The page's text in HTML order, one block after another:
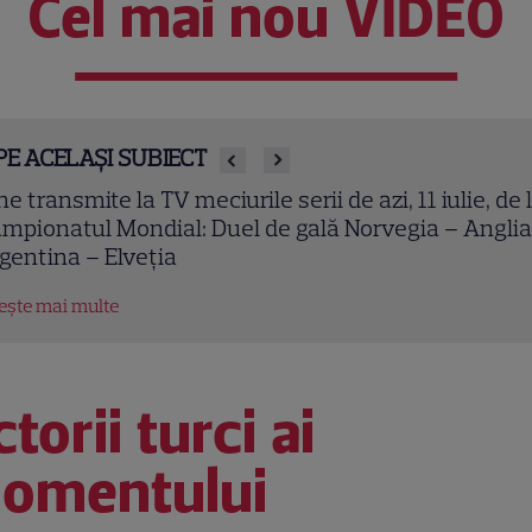
Cel mai nou VIDEO
ACELAȘI SUBIECT
pură la TVR Sport! Cătălin Preda și
Popovici sar de la 27 de metri în finala
Mondiale
mai multe
turci ai